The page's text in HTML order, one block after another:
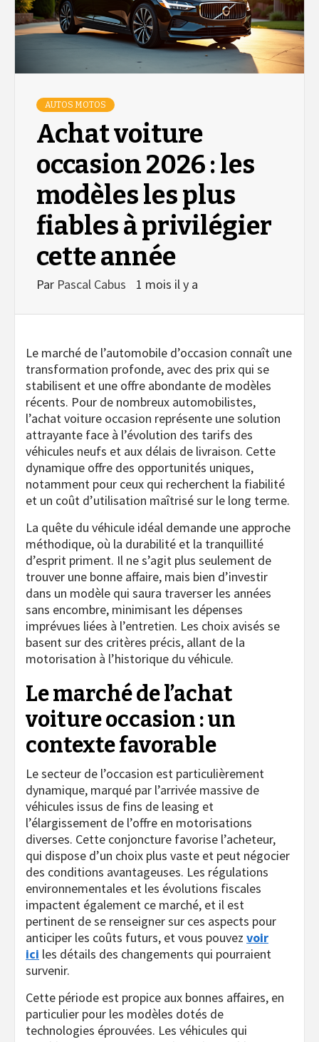
AUTOS MOTOS
Achat voiture
occasion 2026 : les
modèles les plus
fiables à privilégier
cette année
Par Pascal Cabus 1 mois il y a
Le marché de l’automobile d’occasion connaît une
transformation profonde, avec des prix qui se
stabilisent et une offre abondante de modèles
récents. Pour de nombreux automobilistes,
l’achat voiture occasion représente une solution
attrayante face à l’évolution des tarifs des
véhicules neufs et aux délais de livraison. Cette
dynamique offre des opportunités uniques,
notamment pour ceux qui recherchent la fiabilité
et un coût d’utilisation maîtrisé sur le long terme.
La quête du véhicule idéal demande une approche
méthodique, où la durabilité et la tranquillité
d’esprit priment. Il ne s’agit plus seulement de
trouver une bonne affaire, mais bien d’investir
dans un modèle qui saura traverser les années
sans encombre, minimisant les dépenses
imprévues liées à l’entretien. Les choix avisés se
basent sur des critères précis, allant de la
motorisation à l’historique du véhicule.
Le marché de l’achat
voiture occasion : un
contexte favorable
Le secteur de l’occasion est particulièrement
dynamique, marqué par l’arrivée massive de
véhicules issus de fins de leasing et
l’élargissement de l’offre en motorisations
diverses. Cette conjoncture favorise l’acheteur,
qui dispose d’un choix plus vaste et peut négocier
des conditions avantageuses. Les régulations
environnementales et les évolutions fiscales
impactent également ce marché, et il est
pertinent de se renseigner sur ces aspects pour
anticiper les coûts futurs, et vous pouvez voir
ici les détails des changements qui pourraient
survenir.
Cette période est propice aux bonnes affaires, en
particulier pour les modèles dotés de
technologies éprouvées. Les véhicules qui